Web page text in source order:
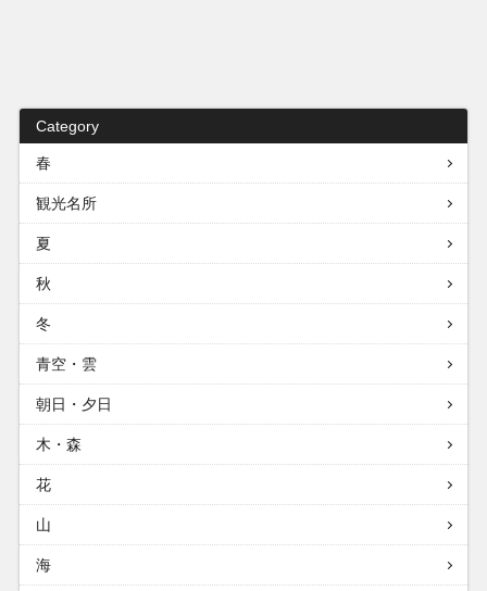
Category
春
観光名所
夏
秋
冬
青空・雲
朝日・夕日
木・森
花
山
海